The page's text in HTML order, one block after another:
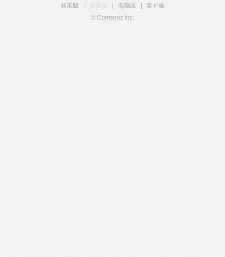
标准版
触屏版 电脑版
客户端
© Comsenz Inc.